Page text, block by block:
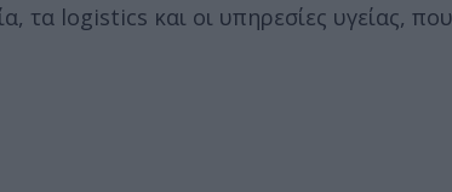
τα logistics και οι υπηρεσίες υγείας, που